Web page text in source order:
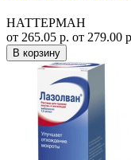
НАТТЕРМАН
от 265.05 р. от 279.00
В корзину